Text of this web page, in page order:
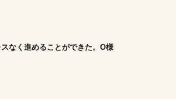
スなく進めることができた。O様